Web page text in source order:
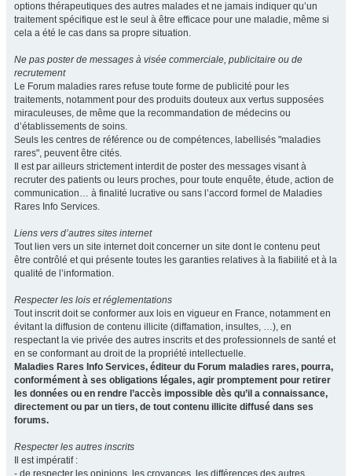
options thérapeutiques des autres malades et ne jamais indiquer qu’un
traitement spécifique est le seul à être efficace pour une maladie, même si
cela a été le cas dans sa propre situation.
Ne pas poster de messages à visée commerciale, publicitaire ou de
recrutement
Le Forum maladies rares refuse toute forme de publicité pour les
traitements, notamment pour des produits douteux aux vertus supposées
miraculeuses, de même que la recommandation de médecins ou
d’établissements de soins.
Seuls les centres de référence ou de compétences, labellisés "maladies
rares", peuvent être cités.
Il est par ailleurs strictement interdit de poster des messages visant à
recruter des patients ou leurs proches, pour toute enquête, étude, action de
communication… à finalité lucrative ou sans l’accord formel de Maladies
Rares Info Services.
Liens vers d’autres sites internet
Tout lien vers un site internet doit concerner un site dont le contenu peut
être contrôlé et qui présente toutes les garanties relatives à la fiabilité et à la
qualité de l’information.
Respecter les lois et réglementations
Tout inscrit doit se conformer aux lois en vigueur en France, notamment en
évitant la diffusion de contenu illicite (diffamation, insultes, …), en
respectant la vie privée des autres inscrits et des professionnels de santé et
en se conformant au droit de la propriété intellectuelle.
Maladies Rares Info Services, éditeur du Forum maladies rares, pourra,
conformément à ses obligations légales, agir promptement pour retirer
les données ou en rendre l’accès impossible dès qu’il a connaissance,
directement ou par un tiers, de tout contenu illicite diffusé dans ses
forums.
Respecter les autres inscrits
Il est impératif :
- de respecter les opinions, les croyances, les différences des autres